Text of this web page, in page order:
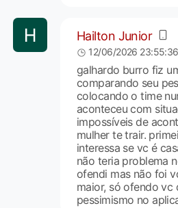
Hailton Junior
12/06/2026 23:55:36
galhardo burro fiz
comparando seu
colocando o time
aconteceu com
impossíveis de
mulher te trair.
interessa se vc é
não teria problema
ofendi mas não foi
maior, só ofendo vc
pessimismo no